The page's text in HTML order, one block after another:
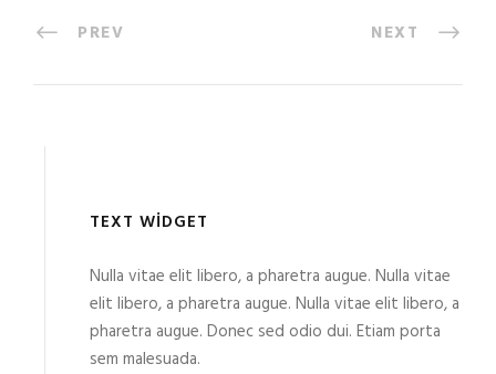
PREV NEXT
TEXT WIDGET
Nulla vitae elit libero, a pharetra augue. Nulla vitae
elit libero, a pharetra augue. Nulla vitae elit libero, a
pharetra augue. Donec sed odio dui. Etiam porta
sem malesuada.